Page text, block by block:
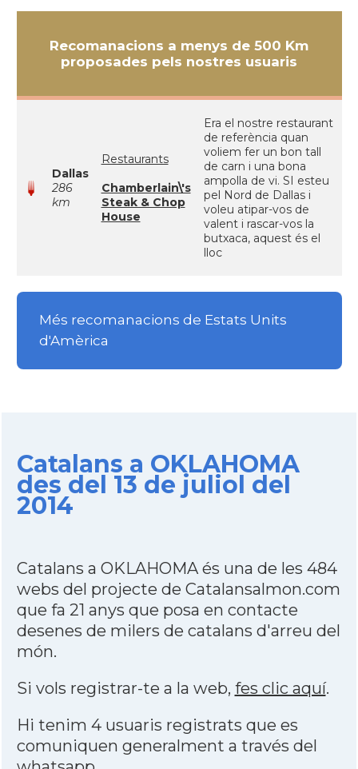
Recomanacions a menys de 500 Km
proposades pels nostres usuaris
Dallas
286
km
Restaurants
Chamberlain\'s
Steak & Chop
House
Era el nostre restaurant
de referència quan
voliem fer un bon tall
de carn i una bona
ampolla de vi. SI esteu
pel Nord de Dallas i
voleu atipar-vos de
valent i rascar-vos la
butxaca, aquest és el
lloc
Més recomanacions de Estats Units
d'Amèrica
Catalans a OKLAHOMA
des del 13 de juliol del
2014
Catalans a OKLAHOMA és una de les 484
webs del projecte de Catalansalmon.com
que fa 21 anys que posa en contacte
desenes de milers de catalans d'arreu del
món.
Si vols registrar-te a la web, fes clic aquí.
Hi tenim 4 usuaris registrats que es
comuniquen generalment a través del